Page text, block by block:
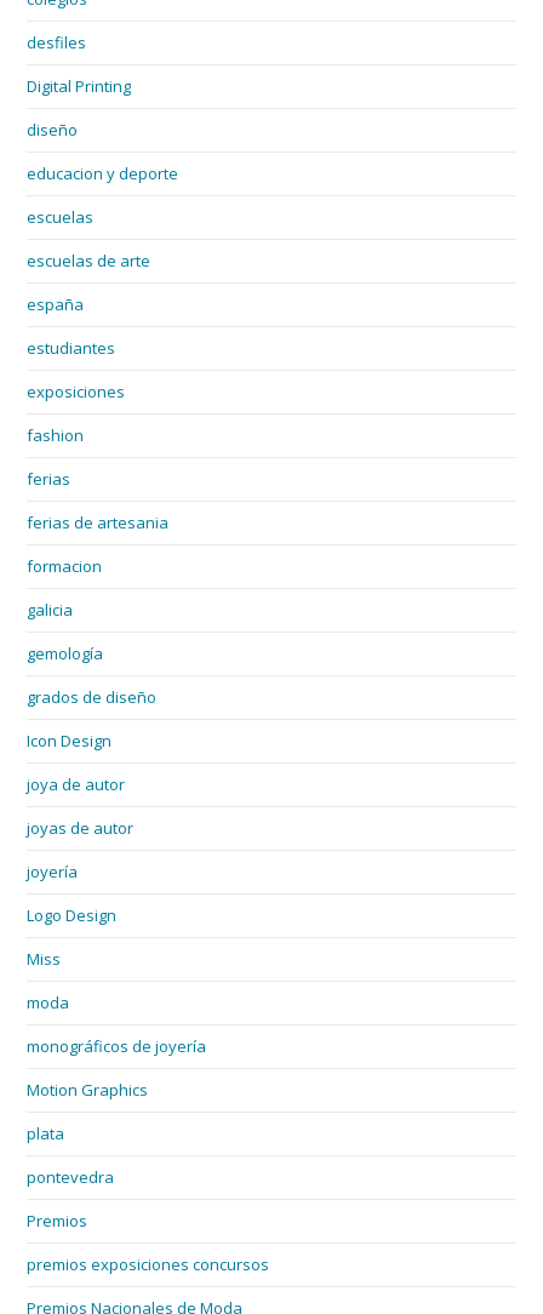
desfiles
Digital Printing
diseño
educacion y deporte
escuelas
escuelas de arte
españa
estudiantes
exposiciones
fashion
ferias
ferias de artesania
formacion
galicia
gemología
grados de diseño
Icon Design
joya de autor
joyas de autor
joyería
Logo Design
Miss
moda
monográficos de joyería
Motion Graphics
plata
pontevedra
Premios
premios exposiciones concursos
Premios Nacionales de Moda